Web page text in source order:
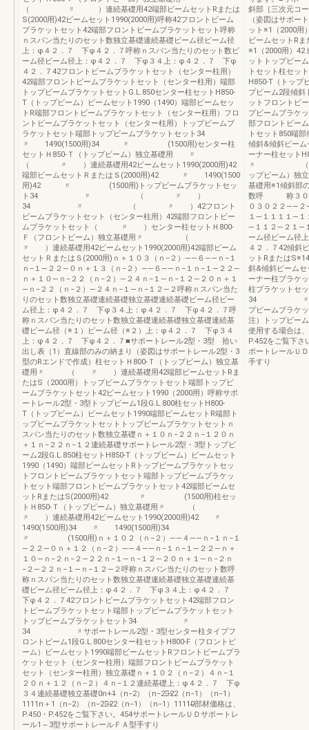
（ 〃 ）連続基礎用42端部ビームセットRまたは
S(2000用)42ビームセット1990(2000用)呼称42フロントビーム
ブラケットセット42端部フロントビームブラケットセット呼称
ｎスパン当たりのセット数独立基礎連続基礎ビーム径ビーム径
上：φ４２．７ 下φ４２．７呼称ｎスパン当たりのセット数ビ
ーム径ビーム径上：φ４２．７ 下φ３４上：φ４２．７ 下φ
４２．７42フロントビームブラケットセット（センター柱用）
42端部フロントビームブラケットセット（センター柱用）端部
トップビームブラケットセットG.L.850センター柱セットH850-
T（トップビーム）ビームセット1990（1490）端部ビームセッ
トR端部フロントビームブラケットセット（センター柱用）フロ
ントビームブラケットセット（センター柱用）トップビームブ
ラケットセット端部トップビームブラケットセット34
〃 1490(1500用)34 〃 (1500用)センター柱
セットＨ850-Ｔ（トップビーム）独立基礎用 〃
（ 〃 ）連続基礎用42ビームセット1990(2000用)42
端部ビームセットＲまたはＳ(2000用)42 〃 1490(1500
用)42 〃 (1500用)トップビームブラケットセッ
ト34 〃 （ 〃 ）
34 〃 （ 〃 ）42フロント
ビームブラケットセット（センター柱用）42端部フロントビー
ムブラケットセット（ 〃 ）センター柱セットＨ800-
Ｆ（フロントビーム）独立基礎用〃 （
〃 ）連続基礎用42ビームセット1990(2000用)42端部ビーム
セットＲまたはＳ(2000用)ｎ＋１０３（ｎ−２）――６――ｎ−１
ｎ−１―２２―０ｎ＋１３（ｎ−２）――６――ｎ−１ｎ−１―２２―
ｎ＋１０―ｎ−２２（ｎ−２）―２４ｎ−１―ｎ−１２―２０ｎ＋１
―ｎ−２２（ｎ−２）―２４ｎ−１―ｎ−１２―２呼称ｎスパン当た
りのセット数独立基礎連続基礎独立基礎連続基礎ビーム径ビー
ム径上：φ４２．７ 下φ３４上：φ４２．７ 下φ４２．７呼
称ｎスパン当たりのセット数独立基礎連続基礎独立基礎連続基
礎ビーム径（※１）ビーム径（※２）上：φ４２．７ 下φ３４
上：φ４２．７ 下φ４２．７■サポートレール2型・3型 拾い
出し表（1）直線部のみの納まり（姿図はサポートレール2型・3
型のRエンドで作成）柱セットＨ800-Ｔ（トップビーム）独立基
礎用〃 （ 〃 ）連続基礎用42端部ビームセットRま
たはS（2000用）トップビームブラケットセット端部トップビ
ームブラケットセット42ビームセット1990（2000用）呼称サポ
ートレール2型・3型トップビーム1段G.L.800柱セットH800-
T（トップビーム）ビームセット1990端部ビームセットR端部ト
ップビームブラケットセットトップビームブラケットセットｎ
スパン当たりのセット数独立基礎ｎ＋１０ｎ−２２ｎ−１２０ｎ
＋１ｎ−２２ｎ−１２連続基礎サポートレール2型・3型トップビ
ーム2段G.L.850柱セットH850-T（トップビーム）ビームセット
1990（1490）端部ビームセットRトップビームブラケットセッ
トフロントビームブラケットセット端部トップビームブラケッ
トセット端部フロントビームブラケットセット42端部ビームセ
ットRまたはS(2000用)42 〃 (1500用)柱セッ
トＨ850-Ｔ（トップビーム）独立基礎用〃 （
〃 ）連続基礎用42ビームセット1990(2000用)42 〃
1490(1500用)34 〃 1490(1500用)34
〃 (1500用)ｎ＋１０２（ｎ−２）――４――ｎ−１ｎ−１
―２２―０ｎ＋１２（ｎ−２）――４――ｎ−１ｎ−１―２２―ｎ＋
１０―ｎ−２ｎ−２―２２ｎ−１―ｎ−１２―２０ｎ＋１―ｎ−２ｎ
−２―２２ｎ−１―ｎ−１２―２呼称ｎスパン当たりのセット数呼
称ｎスパン当たりのセット数独立基礎連続基礎独立基礎連続基
礎ビーム径ビーム径上：φ４２．７ 下φ３４上：φ４２．７
下φ４２．７42フロントビームブラケットセット42端部フロン
トビームブラケットセット端部トップビームブラケットセット
トップビームブラケットセット34 〃
34 〃サポートレール2型・3型センター柱タイプフ
ロントビーム1段G.L.800センター柱セットH800-F（フロントビ
ーム）ビームセット1990端部ビームセットRフロントビームブラ
ケットセット（センター柱用）端部フロントビームブラケット
セット（センター柱用）独立基礎ｎ＋１０２（ｎ−２）４ｎ−１
２０ｎ＋１２（ｎ−２）４ｎ−１２連続基礎上：φ４２．７ 下φ
３４連続基礎独立基礎0n+1̶（n−2）（n−2）̶22（n−1）（n−1）
1111n＋1（n−2）（n−2）̶22（n−1）（n−1）11110̶部材価格は、
P.450・P.452をご覧下さい。454サポートレールＵＤサポートレ
ール1～3型サポートレールＦＡ型手すり
斜部［三次元コ
（姿図はサポー
ット※1（2000用
ビームセットR
※1（2000用）42
ットトップビー
トセット柱セッ
H850-T（トップ
プビーム2段傾斜
ットフロントビ
プビームブラケ
部フロントビー
トセット850端
傾斜&傾斜ビー
ーナー柱セッ
〃 （ 〃 ）
ップビー
基礎用※1傾斜部
数呼 称３０
０３０２２――
１―１１１１―
―１１２―２１―
ーム径ビーム
４２．７42傾斜
ットRまたは
斜&傾斜ビーム
ーナー柱ブラケ
柱ブラケットセ
34 〃42端部
プビームブラケ
注）トップビー
使用する場合は
P.452をご覧下さ
ポートレールＵ
手すり